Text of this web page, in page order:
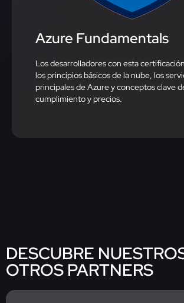
Azure Fundamentals
Los desarrolladores con esta
los principios básicos de la nube, los
principales de Azure y conceptos clave
cumplimiento y precios.
DESCUBRE
OTROS PARTNERS